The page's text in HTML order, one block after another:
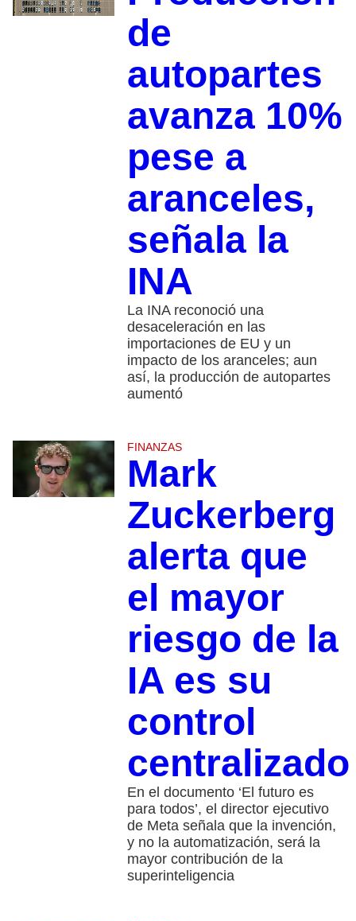
de
autopartes
avanza 10%
pese a
aranceles,
señala la
INA
La INA reconoció una
desaceleración en las
importaciones de EU y un
impacto de los aranceles; aun
así, la producción de autopartes
aumentó
FINANZAS
Mark
Zuckerberg
alerta que
el mayor
riesgo de la
IA es su
control
centralizado
En el documento ‘El futuro es
para todos’, el director ejecutivo
de Meta señala que la invención,
y no la automatización, será la
mayor contribución de la
superinteligencia